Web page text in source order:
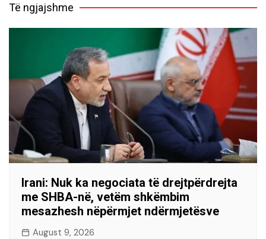
Të ngjajshme
Irani: Nuk ka negociata të drejtpërdrejta
me SHBA-në, vetëm shkëmbim
mesazhesh nëpërmjet ndërmjetësve
August 9, 2026